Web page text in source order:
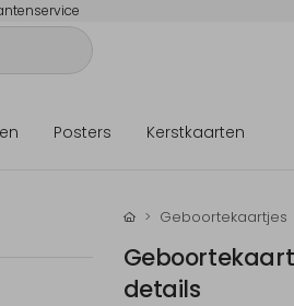
Posters Kerstkaarten
Geboortekaartjes
details